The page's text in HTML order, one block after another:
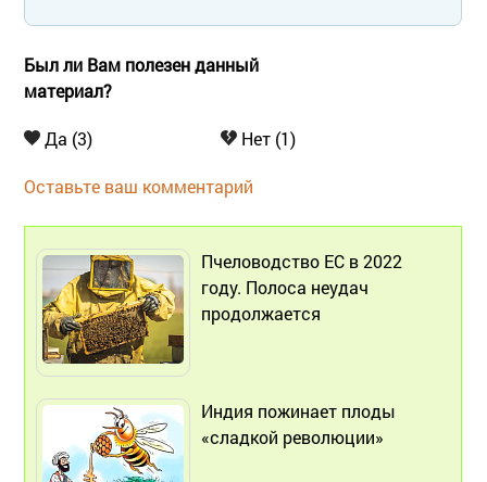
Был ли Вам полезен данный
материал?
Да (3) Нет (1)
Оставьте ваш комментарий
Пчеловодство ЕС в 2022
году. Полоса неудач
продолжается
Индия пожинает плоды
«сладкой революции»